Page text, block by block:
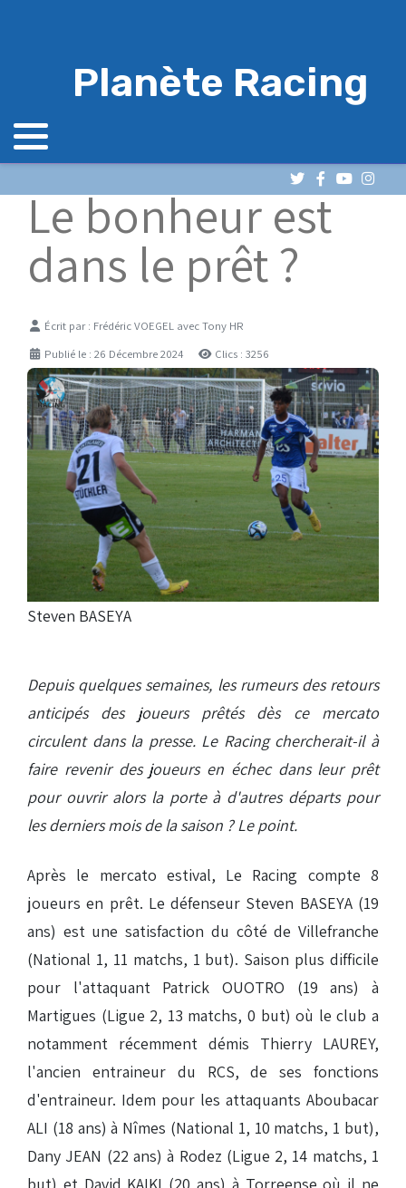
Planète Racing
Le bonheur est
dans le prêt ?
DétailsÉcrit par : Frédéric VOEGEL avec Tony HR
Publié le : 26 Décembre 2024
Clics : 3256
Steven BASEYA
Depuis quelques semaines, les rumeurs des retours
anticipés des joueurs prêtés dès ce mercato
circulent dans la presse. Le Racing chercherait-il à
faire revenir des joueurs en échec dans leur prêt
pour ouvrir alors la porte à d'autres départs pour
les derniers mois de la saison ? Le point.
Après le mercato estival, Le Racing compte 8
joueurs en prêt. Le défenseur Steven BASEYA (19
ans) est une satisfaction du côté de Villefranche
(National 1, 11 matchs, 1 but). Saison plus difficile
pour l'attaquant Patrick OUOTRO (19 ans) à
Martigues (Ligue 2, 13 matchs, 0 but) où le club a
notamment récemment démis Thierry LAUREY,
l'ancien entraineur du RCS, de ses fonctions
d'entraineur. Idem pour les attaquants Aboubacar
ALI (18 ans) à Nîmes (National 1, 10 matchs, 1 but),
Dany JEAN (22 ans) à Rodez (Ligue 2, 14 matchs, 1